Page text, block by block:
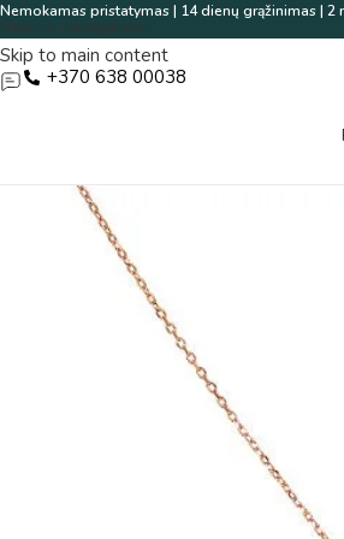
Skip to navigation
Skip to main content
Nemokamas pristatymas | 14 dienų grąžinimas | 2
+370 638 00038